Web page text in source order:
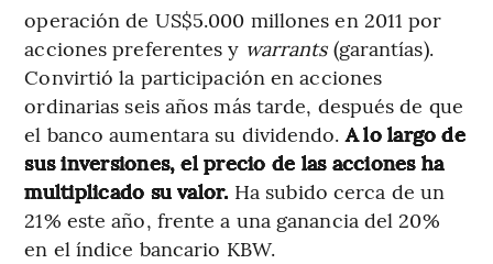
operación de US$5.000 millones en 2011 por
acciones preferentes y warrants (garantías).
Convirtió la participación en acciones
ordinarias seis años más tarde, después de que
el banco aumentara su dividendo. A lo largo de
sus inversiones, el precio de las acciones ha
multiplicado su valor. Ha subido cerca de un
21% este año, frente a una ganancia del 20%
en el índice bancario KBW.